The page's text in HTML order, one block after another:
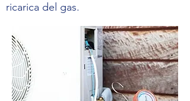
ricarica del gas.